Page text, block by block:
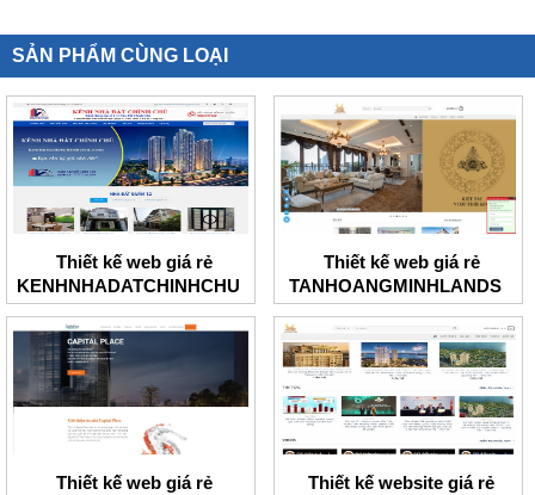
SẢN PHẨM CÙNG LOẠI
Thiết kế web giá rẻ
KENHNHADATCHINHCHU
Thiết kế web giá rẻ
TANHOANGMINHLANDS
Thiết kế web giá rẻ
Thiết kế website giá rẻ